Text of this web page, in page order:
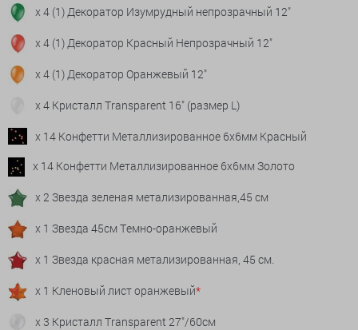
x 4 (1) Декоратор Изумрудный непрозрачный 12"
x 4 (1) Декоратор Красный Непрозрачный 12"
x 4 (1) Декоратор Оранжевый 12"
x 4 Кристалл Transparent 16" (размер L)
x 14 Конфетти Металлизированное 6х6мм Красный
x 14 Конфетти Металлизированное 6х6мм Золото
x 2 Звезда зеленая метализированная,45 см
x 1 Звезда 45см Темно-оранжевый
x 1 Звезда красная метализированная, 45 см.
x 1 Кленовый лист оранжевый*
x 3 Кристалл Transparent 27"/60см